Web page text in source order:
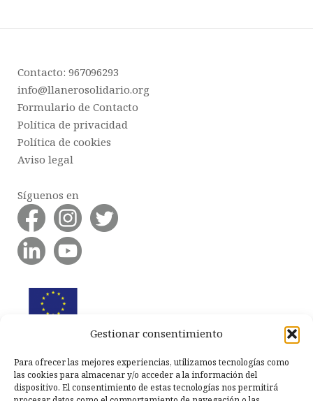
Gestionar consentimiento
Para ofrecer las mejores experiencias, utilizamos tecnologías como
las cookies para almacenar y/o acceder a la información del
dispositivo. El consentimiento de estas tecnologías nos permitirá
Contacto: 967096293
info@llanerosolidario.org
Formulario de Contacto
Política de privacidad
Política de cookies
Aviso legal
Síguenos en